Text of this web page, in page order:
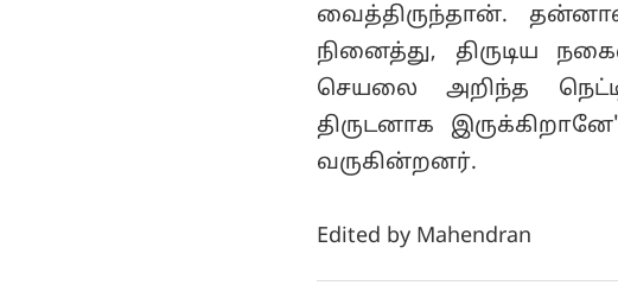
வைத்திருந்தான்.
நினைத்து, திருடிய
செயலை அறிந்த
திருடனாக
வருகின்றனர்.
Edited by Mahendran